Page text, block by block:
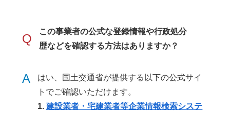
Q
この事業者の公式な登録情報や行政処分
歴などを確認する方法はありますか？
A
はい、国土交通省が提供する以下の公式サイ
トでご確認いただけます。
1.建設業者・宅建業者等企業情報検索システ